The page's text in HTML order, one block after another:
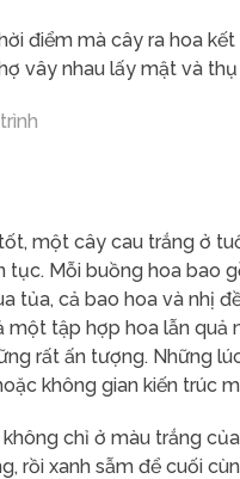
điểm mà cây ra hoa
vây nhau lấy mật và
một cây cau trắng ở
tục. Mỗi buồng hoa bao
tủa, cả bao hoa và nhị
một tập hợp hoa lẫn
rất ấn tượng. Những
không gian kiến trúc
chỉ ở màu trắng
rồi xanh sẫm để cuối